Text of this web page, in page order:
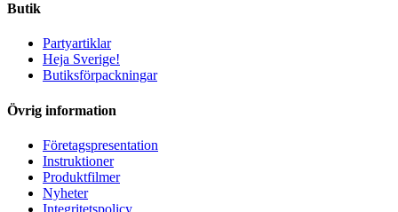
Butik
Partyartiklar
Heja Sverige!
Butiksförpackningar
Övrig information
Företagspresentation
Instruktioner
Produktfilmer
Nyheter
Integritetspolicy